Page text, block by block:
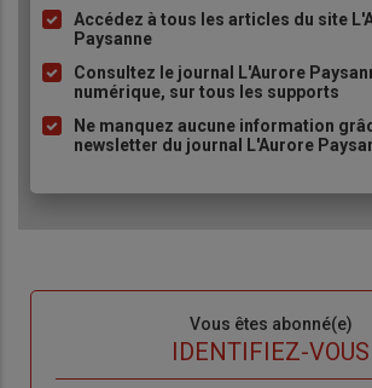
Liste
puce
Accédez à tous les articles du site
Paysanne
Consultez le journal L'Aurore
numérique, sur tous les supports
Ne manquez aucune information
newsletter du journal L'Aurore
Vous êtes abonné(e)
IDENTIFIEZ-VOUS